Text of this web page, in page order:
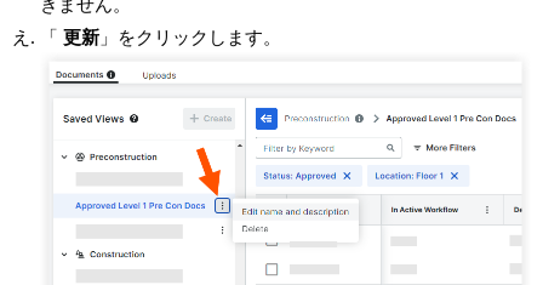
「 更新」をクリックします。